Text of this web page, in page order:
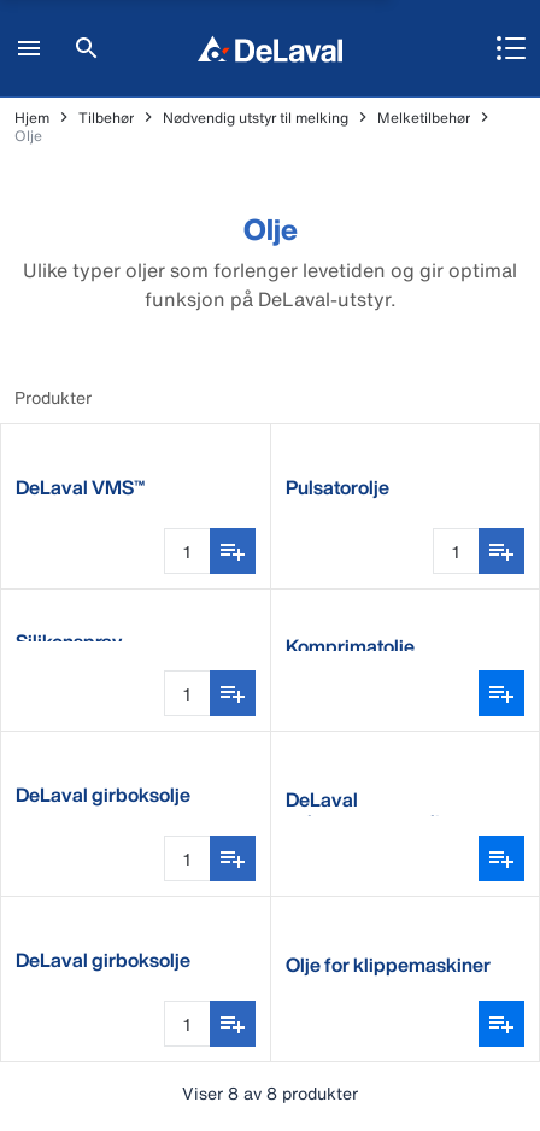
Hjem Tilbehør Nødvendig utstyr til melking
Melketilbehør
Olje
Olje
Ulike typer oljer som forlenger levetiden og gir optimal
funksjon på DeLaval-utstyr.
Produkter
DeLaval VMS™ Pulsatorolje
Silikonspray Komprimatolje
DeLaval girboksolje DeLaval
vakuumpumpeolje
DeLaval girboksolje Olje for klippemaskiner
Viser 8 av 8 produkter